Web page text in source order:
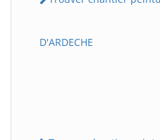
D'ARDECHE